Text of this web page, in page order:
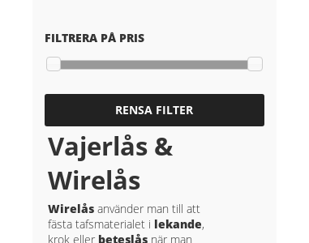
FILTRERA PÅ PRIS
RENSA FILTER
Vajerlås &
Wirelås
Wirelås använder man till att
fästa tafsmaterialet i lekande,
krok eller beteslås när man